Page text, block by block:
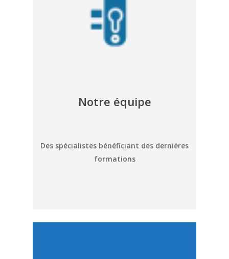
Notre équipe
Des spécialistes bénéficiant des dernières
formations